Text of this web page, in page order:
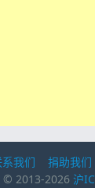
我们 捐助我们
© 2013-2026 沪